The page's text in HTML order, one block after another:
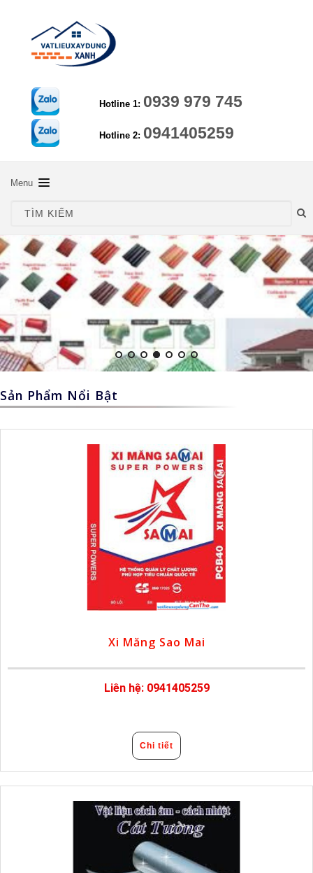
Hotline 1: 0939 979 745
Hotline 2: 0941405259
Menu
TRANG CHỦ
SẢN PHẨM
HƯỚNG DẪN KỸ THUẬT
GÓC NHỎ NỘI THÁT
LIÊN HỆ
Sản Phẩm Nổi Bật
Xi Măng Sao Mai
Liên hệ: 0941405259
Chi tiết